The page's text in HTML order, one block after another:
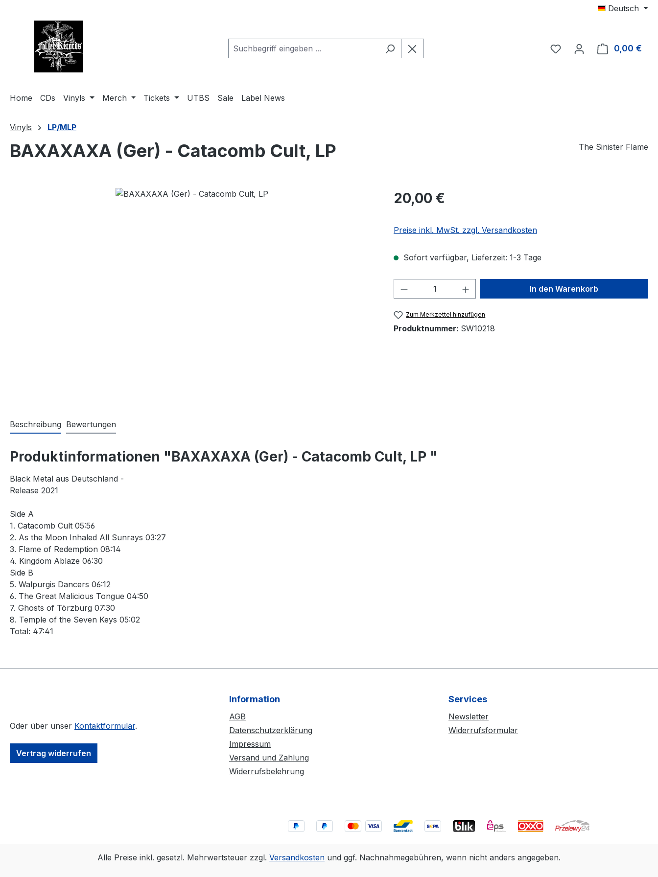
Deutsch
0,00 €
Home CDs Vinyls Merch Tickets UTBS Sale Label News
Vinyls LP/MLP
BAXAXAXA (Ger) - Catacomb Cult, LP The Sinister Flame
Regulärer Preis:
20,00 €
Preise inkl. MwSt. zzgl. Versandkosten
Sofort verfügbar, Lieferzeit: 1-3 Tage
Produkt Anzahl: Gib den gewünschten Wert
In den Warenkorb
Zum Merkzettel hinzufügen
Produktnummer: SW10218
Beschreibung Bewertungen
Produktinformationen "BAXAXAXA (Ger) - Catacomb Cult, LP "
Black Metal aus Deutschland -
Release 2021
Side A
1. Catacomb Cult 05:56
2. As the Moon Inhaled All Sunrays 03:27
3. Flame of Redemption 08:14
4. Kingdom Ablaze 06:30
Side B
5. Walpurgis Dancers 06:12
6. The Great Malicious Tongue 04:50
7. Ghosts of Törzburg 07:30
8. Temple of the Seven Keys 05:02
Total: 47:41
Oder über unser Kontaktformular.
Vertrag widerrufen
Information
AGB
Datenschutzerklärung
Impressum
Versand und Zahlung
Widerrufsbelehrung
Services
Newsletter
Widerrufsformular
Alle Preise inkl. gesetzl. Mehrwertsteuer zzgl. Versandkosten und ggf. Nachnahmegebühren, wenn nicht anders angegeben.